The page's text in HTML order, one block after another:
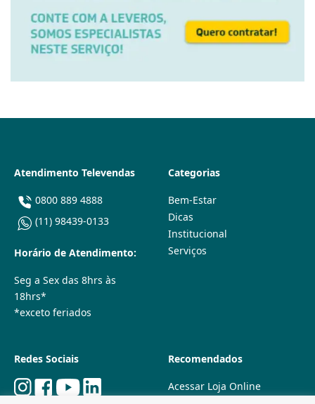
Atendimento Televendas
0800 889 4888
(11) 98439-0133
Horário de Atendimento:
Seg a Sex das 8hrs às
18hrs*
*exceto feriados
Categorias
Bem-Estar
Dicas
Institucional
Serviços
Redes Sociais Recomendados
Acessar Loja Online